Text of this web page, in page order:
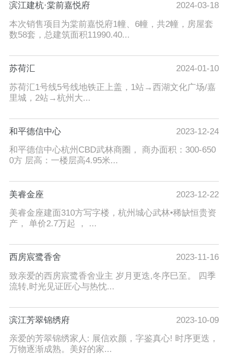
滨江建杭·棠前嘉悦府
2024-03-18
本次销售项目为棠前嘉悦府1幢、6幢，共2幢，房屋套
数58套，总建筑面积11990.40...
苏荷汇
2024-01-10
苏荷汇1号线5号线地铁正上盖，1站→西湖文化广场/嘉
里城，2站→杭州大...
和平德信中心
2023-12-24
和平德信中心杭州CBD武林商圈， 商办面积：300-650
0方 层高：一楼层高4.95米...
美睿金座
2023-12-22
美睿金座建面310方写字楼，杭州城心武林•稀缺恒贵资
产， 单价2.7万起 ， ...
西房宸鹭香舍
2023-11-16
致亲爱的西房宸鹭香舍业主 岁月更迭,冬序巳至。 四季
流转,时光见证匠心与热忱...
滨江芳翠锦绣府
2023-10-09
亲爱的芳翠锦绣家人: 展信欢颜，字鉴真心! 时序更迭，
万物逐渐成熟。美好的家...